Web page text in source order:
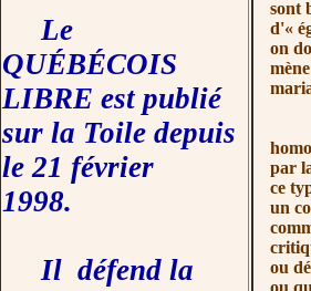
Le
QUÉBÉCOIS
LIBRE est publié
sur la Toile depuis
le 21 février
1998.
Il défend la
sont
d'«
on
par
ce
un
ou
ou